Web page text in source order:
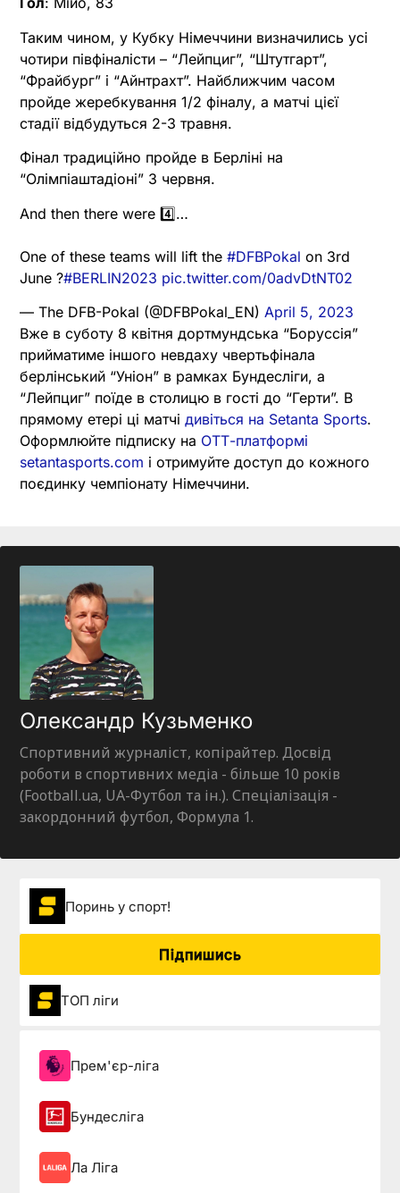
Таким чином, у Кубку Німеччини визначились усі
чотири півфіналісти – “Лейпциг”, “Штутгарт”,
“Фрайбург” і “Айнтрахт”. Найближчим часом
пройде жеребкування 1/2 фіналу, а матчі цієї
стадії відбудуться 2-3 травня.
Фінал традиційно пройде в Берліні на
“Олімпіаштадіоні” 3 червня.
And then there were 4️⃣…
One of these teams will lift the #DFBPokal on 3rd
June ?#BERLIN2023 pic.twitter.com/0advDtNT02
— The DFB-Pokal (@DFBPokal_EN) April 5, 2023
Вже в суботу 8 квітня дортмундська “Боруссія”
прийматиме іншого невдаху чвертьфінала
берлінський “Уніон” в рамках Бундесліги, а
“Лейпциг” поїде в столицю в гості до “Герти”. В
прямому етері ці матчі дивіться на Setanta Sports.
Оформлюйте підписку на ОТТ-платформі
setantasports.com і отримуйте доступ до кожного
поєдинку чемпіонату Німеччини.
Олександр Кузьменко
Спортивний журналіст, копірайтер. Досвід
роботи в спортивних медіа - більше 10 років
(Football.ua, UA-Футбол та ін.). Спеціалізація -
закордонний футбол, Формула 1.
Поринь у спорт!
Підпишись
ТОП ліги
Прем'єр-ліга
Бундесліга
Ла Ліга